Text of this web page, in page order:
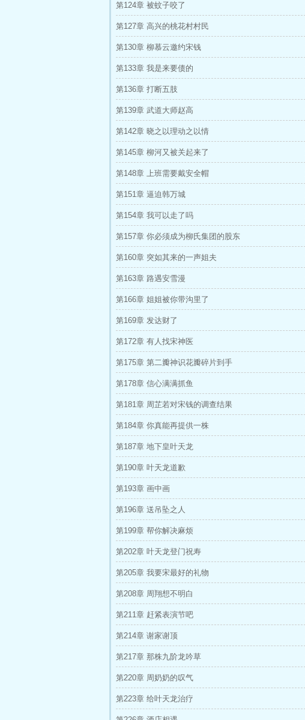
第124章 被蚊子咬了
第127章 高兴的桃花村村民
第130章 柳慕云邀约宋钱
第133章 我是来要债的
第136章 打断五肢
第139章 武道大师赵高
第142章 晓之以理动之以情
第145章 柳河又被关起来了
第148章 上班需要戴安全帽
第151章 逼迫韩万城
第154章 我可以走了吗
第157章 你必须成为柳氏集团的股东
第160章 突如其来的一声姐夫
第163章 路遇安雪漫
第166章 姐姐被你带沟里了
第169章 发达财了
第172章 有人找宋神医
第175章 第二瓣神识花瓣碎片到手
第178章 信心满满抓鱼
第181章 周芷若对宋钱的调查结果
第184章 你真能再提供一株
第187章 地下皇叶天龙
第190章 叶天龙道歉
第193章 画中画
第196章 送吊坠之人
第199章 帮你解决麻烦
第202章 叶天龙登门祝寿
第205章 我要宋最好的礼物
第208章 周翔想不明白
第211章 赶紧表演节吧
第214章 谢家谢顶
第217章 那株九阶龙吟草
第220章 周奶奶的叹气
第223章 给叶天龙治疗